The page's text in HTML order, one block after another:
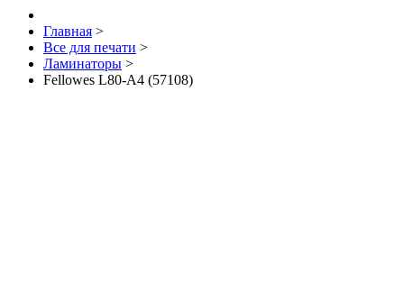
Главная >
Все для печати >
Ламинаторы >
Fellowes L80-A4 (57108)